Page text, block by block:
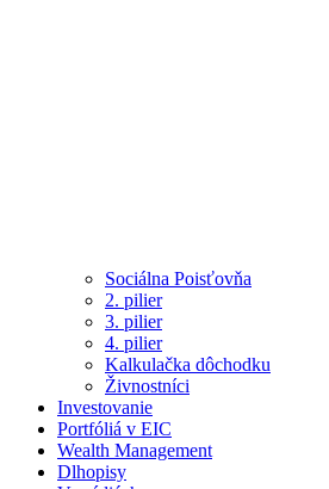
Sociálna Poisťovňa
2. pilier
3. pilier
4. pilier
Kalkulačka dôchodku
Živnostníci
Investovanie
Portfóliá v EIC
Wealth Management
Dlhopisy